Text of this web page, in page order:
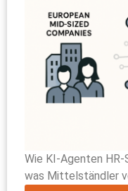
Wie KI-Agenten
was Mittelständler